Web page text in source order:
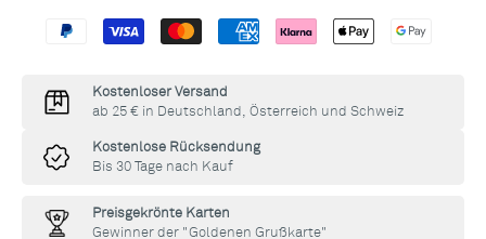
Kostenloser Versand
ab 25 € in Deutschland, Österreich und Schweiz
Kostenlose Rücksendung
Bis 30 Tage nach Kauf
Preisgekrönte Karten
Gewinner der "Goldenen Grußkarte"